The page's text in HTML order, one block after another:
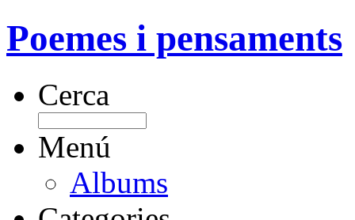
Poemes i pensaments
Cerca
Menú
Albums